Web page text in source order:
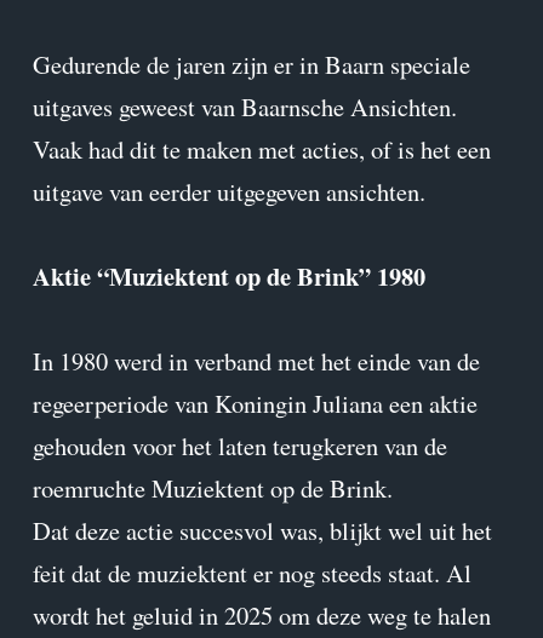
Gedurende de jaren zijn er in Baarn speciale
uitgaves geweest van Baarnsche Ansichten.
Vaak had dit te maken met acties, of is het een
uitgave van eerder uitgegeven ansichten.
Aktie “Muziektent op de Brink” 1980
In 1980 werd in verband met het einde van de
regeerperiode van Koningin Juliana een aktie
gehouden voor het laten terugkeren van de
roemruchte Muziektent op de Brink.
Dat deze actie succesvol was, blijkt wel uit het
feit dat de muziektent er nog steeds staat. Al
wordt het geluid in 2025 om deze weg te halen